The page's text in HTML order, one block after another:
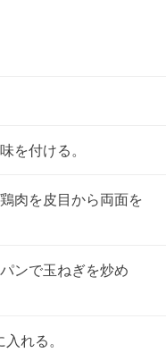
を付ける。
肉を皮目から両面を
ンで玉ねぎを炒め
れる。